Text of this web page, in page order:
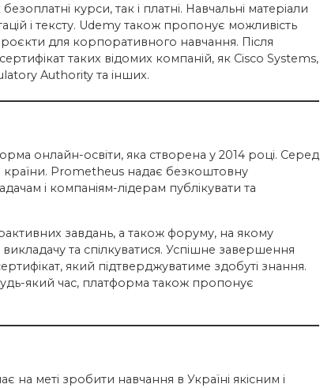
курси, так і платні. Навчальні матеріали
і тексту. Udemy також пропонує можливість
для корпоративного навчання. Після
таких відомих компаній, як Cisco Systems,
Authority та інших.
онлайн-освіти, яка створена у 2014 році. Серед
країни. Prometheus надає безкоштовну
і компаніям-лідерам публікувати та
завдань, а також форуму, на якому
та спілкуватися. Успішне завершення
який підтверджуватиме здобуті знання.
який час, платформа також пропонує
на меті зробити навчання в Україні якісним і